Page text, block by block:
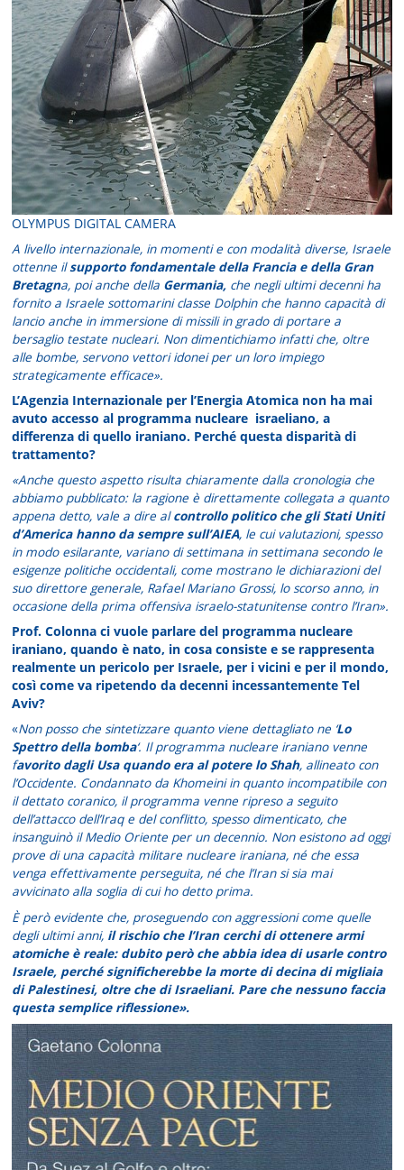
OLYMPUS DIGITAL CAMERA
A livello internazionale, in momenti e con modalità diverse, Israele
ottenne ilsupporto fondamentale della Francia e della Gran
Bretagna, poi anche della Germania, che negli ultimi decenni ha
fornito a Israele sottomarini classe Dolphin che hanno capacità di
lancio anche in immersione di missili in grado di portare a
bersaglio testate nucleari. Non dimentichiamo infatti che, oltre
alle bombe, servono vettori idonei per un loro impiego
strategicamente efficace».
L’Agenzia Internazionale per l’Energia Atomica non ha mai
avuto accesso al programma nucleare israeliano, a
differenza di quello iraniano. Perché questa disparità di
trattamento?
«Anche questo aspetto risulta chiaramente dalla cronologia che
abbiamo pubblicato: la ragione è direttamente collegata a quanto
appena detto, vale a dire alcontrollo politico che gli Stati Uniti
d’America hanno da sempre sull’AIEA, le cui valutazioni, spesso
in modo esilarante, variano di settimana in settimana secondo le
esigenze politiche occidentali, come mostrano le dichiarazioni del
suo direttore generale, Rafael Mariano Grossi, lo scorso anno, in
occasione della prima offensiva israelo-statunitense contro l’Iran».
Prof. Colonna ci vuole parlare del programma nucleare
iraniano, quando è nato, in cosa consiste e se rappresenta
realmente un pericolo per Israele, per i vicini e per il mondo,
così come va ripetendo da decenni incessantemente Tel
Aviv?
«Non posso che sintetizzare quanto viene dettagliato ne ‘Lo
Spettro della bomba‘. Il programma nucleare iraniano venne
favorito dagli Usa quando era al potere lo Shah, allineato con
l’Occidente. Condannato da Khomeini in quanto incompatibile con
il dettato coranico, il programma venne ripreso a seguito
dell’attacco dell’Iraq e del conflitto, spesso dimenticato, che
insanguinò il Medio Oriente per un decennio. Non esistono ad oggi
prove di una capacità militare nucleare iraniana, né che essa
venga effettivamente perseguita, né che l’Iran si sia mai
avvicinato alla soglia di cui ho detto prima.
È però evidente che, proseguendo con aggressioni come quelle
degli ultimi anni, il rischio che l’Iran cerchi di ottenere armi
atomiche è reale: dubito però che abbia idea di usarle contro
Israele, perché significherebbe la morte di decina di migliaia
di Palestinesi, oltre che di Israeliani. Pare che nessuno faccia
questa semplice riflessione».